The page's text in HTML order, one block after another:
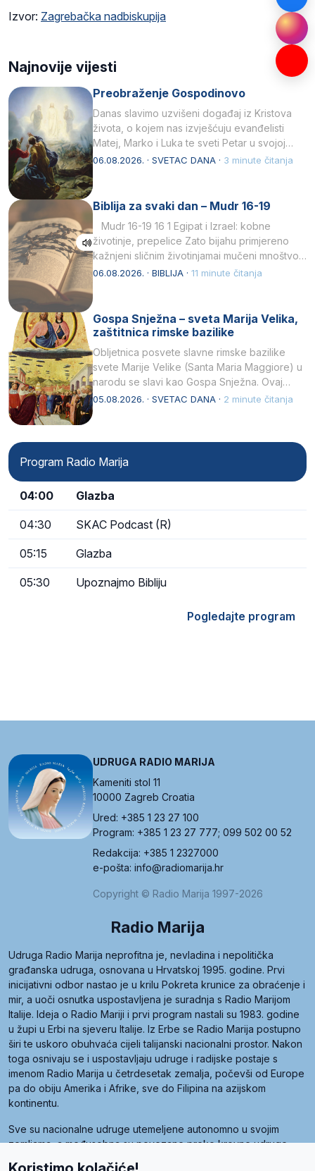
Izvor: Zagrebačka nadbiskupija
Najnovije vijesti
Preobraženje Gospodinovo
Danas slavimo uzvišeni događaj iz Kristova
života, o kojem nas izvješćuju evanđelisti
Matej, Marko i Luka te sveti Petar u svojoj
drugoj…
06.08.2026. · SVETAC DANA · 3 minute čitanja
Biblija za svaki dan – Mudr 16-19
Mudr 16-19 16 1 Egipat i Izrael: kobne
životinje, prepelice Zato bijahu primjereno
kažnjeni sličnim životinjamai mučeni mnoštvom
kukaca.2 A narod…
06.08.2026. · BIBLIJA · 11 minute čitanja
Gospa Snježna – sveta Marija Velika,
zaštitnica rimske bazilike
Obljetnica posvete slavne rimske bazilike
svete Marije Velike (Santa Maria Maggiore) u
narodu se slavi kao Gospa Snježna. Ovaj
naziv, Sancta Maria…
05.08.2026. · SVETAC DANA · 2 minute čitanja
Program Radio Marija
04:00 Glazba
04:30 SKAC Podcast (R)
05:15 Glazba
05:30 Upoznajmo Bibliju
Pogledajte program
UDRUGA RADIO MARIJA
Kameniti stol 11
10000 Zagreb Croatia
Ured: +385 1 23 27 100
Program: +385 1 23 27 777; 099 502 00 52
Redakcija: +385 1 2327000
e-pošta: info@radiomarija.hr
Copyright © Radio Marija 1997-2026
Radio Marija
Udruga Radio Marija neprofitna je, nevladina i nepolitička
građanska udruga, osnovana u Hrvatskoj 1995. godine. Prvi
inicijativni odbor nastao je u krilu Pokreta krunice za obraćenje i
mir, a uoči osnutka uspostavljena je suradnja s Radio Marijom
Italije. Ideja o Radio Mariji i prvi program nastali su 1983. godine
u župi u Erbi na sjeveru Italije. Iz Erbe se Radio Marija postupno
širi te uskoro obuhvaća cijeli talijanski nacionalni prostor. Nakon
toga osnivaju se i uspostavljaju udruge i radijske postaje s
imenom Radio Marija u četrdesetak zemalja, počevši od Europe
pa do obiju Amerika i Afrike, sve do Filipina na azijskom
kontinentu.
Sve su nacionalne udruge utemeljene autonomno u svojim
zemljama, a međusobna su povezane preko krovne udruge